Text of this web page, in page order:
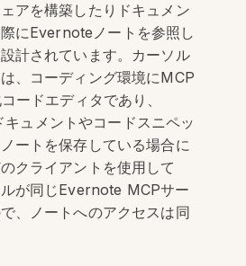
アを構築したりドキュメン
にEvernoteノートを参照し
計されています。カーソル
、コーディング環境にMCP
ードエディタであり、
ュメントやコードスニペッ
ートを保存している場合に
クライアントを使用して
が同じEvernote MCPサー
、ノートへのアクセスは同